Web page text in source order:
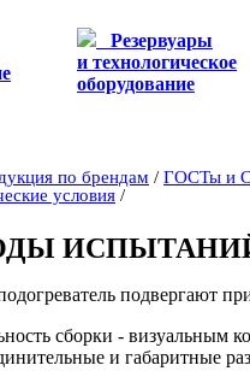
Резервуары
и технологическое
оборудование
по брендам / ГОСТы и
условия /
подвергают
сборки - визуальным
и габаритные